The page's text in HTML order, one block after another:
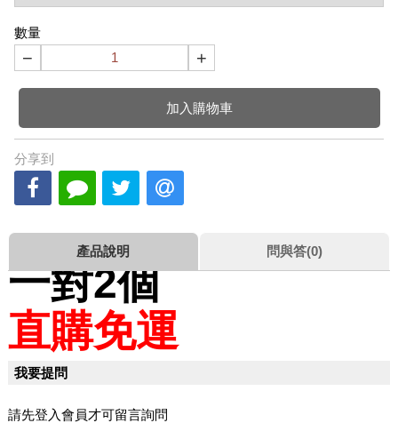
數量
− +
加入購物車
分享到
產品說明 問與答(0)
一對2個
直購免運
我要提問
請先登入會員才可留言詢問